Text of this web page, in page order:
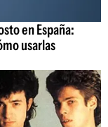
en España:
usarlas